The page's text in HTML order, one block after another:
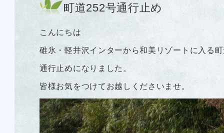
町道252号通行止め
こんにちは
碓氷・軽井沢インターから和美リゾートに入る
通行止めになりました。
皆様お気をつけてお越しくださいませ。